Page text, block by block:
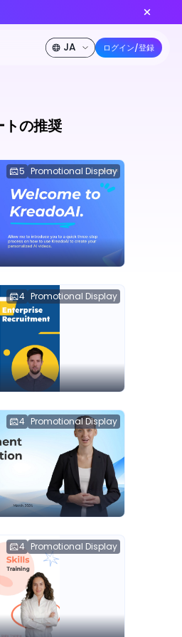
トの推奨
5 Promotional Display
4 Promotional Display
4 Promotional Display
4 Promotional Display